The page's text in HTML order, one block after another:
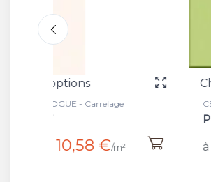
Choix des options
CERAMICA VOGUE - Carrelage
à partir de 17,60 € /m²